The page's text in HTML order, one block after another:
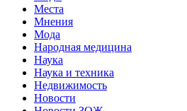
Места
Мнения
Мода
Народная медицина
Наука
Наука и техника
Недвижимость
Новости